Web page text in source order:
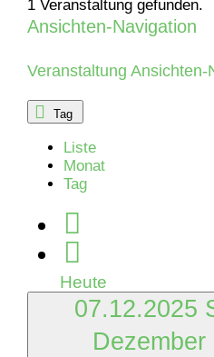
1 Veranstaltung gefunden.
für
Sonntag,
7.
Dezember
2025
Ansichten-Navigation
Veranstaltung Ansichten-
Tag
Liste
Monat
Tag
Heute
07.12.2025
Dezember